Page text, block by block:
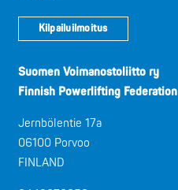
Kilpailuilmoitus
Suomen Voimanostoliitto ry
Finnish Powerlifting Federation
Jernbölentie 17a
06100 Porvoo
FINLAND